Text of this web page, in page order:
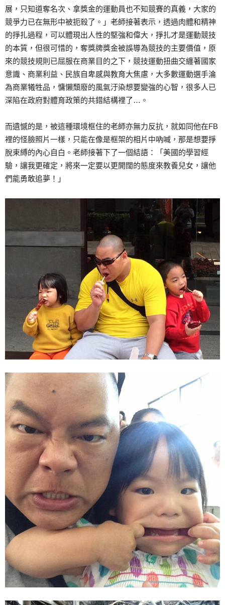
展，只知道奪名次、拿獎金的運動員也不知競賽的真義，大家的
競爭力已在無形中被扼殺了。」老師接著表示，透過肉體和精神
的掙扎過程，可以體現出人性的堅強和偉大，掙扎才是運動競技
的本質，但很可惜的，奪獎牌獎金被誤導為競技的主要價值，原
來的競技規則已屈服在商業目的之下，競技運動扭曲交纏著國家
意識、商業利益、民族自卑感與教育大焦慮，大多數運動選手淪
為商業犧牲品，慵懶頹廢的風氣汙染想要變強的心智，很多人已
深陷在政府對體育政策的共錯結構裡了…。
而遺憾的是，被這種環境框住的老師亦無力反抗，就如同他在FB
裡的怪臉照片一樣，只能在像是框架的相片中吶喊，那是想要掙
脫束縛的內心自白。老師接著下了一個結語：「美國的學習經
驗，讓我更確定，將來一定要以更開闊的態度來教養兒女，讓他
們能勇敢追夢！」